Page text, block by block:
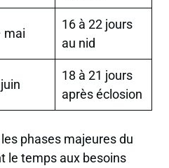
mai
16 à 22 jours
au nid
18 à 21 jours
après éclosion
phases majeures du
le temps aux besoins